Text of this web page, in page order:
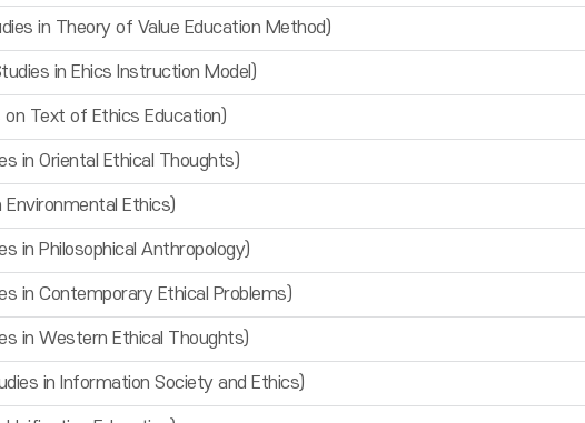
in Theory of Value Education Method)
in Ehics Instruction Model)
on Text of Ethics Education)
in Oriental Ethical Thoughts)
Environmental Ethics)
in Philosophical Anthropology)
in Contemporary Ethical Problems)
in Western Ethical Thoughts)
in Information Society and Ethics)